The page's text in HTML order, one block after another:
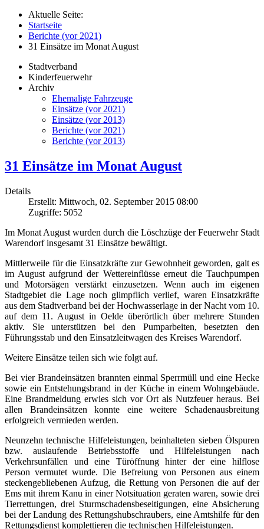
Aktuelle Seite:
Startseite
Berichte (vor 2021)
31 Einsätze im Monat August
Stadtverband
Kinderfeuerwehr
Archiv
Ehemalige Fahrzeuge
Einsätze (vor 2021)
Einsätze (vor 2013)
Berichte (vor 2021)
Berichte (vor 2013)
31 Einsätze im Monat August
Details
Erstellt: Mittwoch, 02. September 2015 08:00
Zugriffe: 5052
Im Monat August wurden durch die Löschzüge der Feuerwehr Stadt
Warendorf insgesamt 31 Einsätze bewältigt.
Mittlerweile für die Einsatzkräfte zur Gewohnheit geworden, galt es
im August aufgrund der Wettereinflüsse erneut die Tauchpumpen
und Motorsägen verstärkt einzusetzen. Wenn auch im eigenen
Stadtgebiet die Lage noch glimpflich verlief, waren Einsatzkräfte
aus dem Stadtverband bei der Hochwasserlage in der Nacht vom 10.
auf dem 11. August in Oelde überörtlich über mehrere Stunden
aktiv. Sie unterstützen bei den Pumparbeiten, besetzten den
Führungsstab und den Einsatzleitwagen des Kreises Warendorf.
Weitere Einsätze teilen sich wie folgt auf.
Bei vier Brandeinsätzen brannten einmal Sperrmüll und eine Hecke
sowie ein Entstehungsbrand in der Küche in einem Wohngebäude.
Eine Brandmeldung erwies sich vor Ort als Nutzfeuer heraus. Bei
allen Brandeinsätzen konnte eine weitere Schadenausbreitung
erfolgreich vermieden werden.
Neunzehn technische Hilfeleistungen, beinhalteten sieben Ölspuren
bzw. auslaufende Betriebsstoffe und Hilfeleistungen nach
Verkehrsunfällen und eine Türöffnung hinter der eine hilflose
Person vermutet wurde. Die Befreiung von Personen aus einem
steckengebliebenen Aufzug, die Rettung von Personen die auf der
Ems mit ihrem Kanu in einer Notsituation geraten waren, sowie drei
Tierrettungen, drei Sturmschadensbeseitigungen, eine Absicherung
bei der Landung des Rettungshubschraubers, eine Amtshilfe für den
Rettungsdienst komplettieren die technischen Hilfeleistungen.